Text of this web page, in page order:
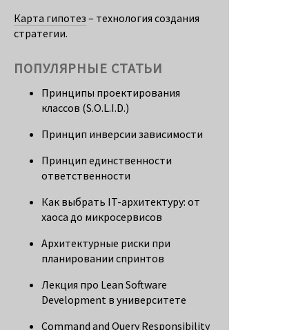
Карта гипотез – технология создания
стратегии.
ПОПУЛЯРНЫЕ СТАТЬИ
Принципы проектирования
классов (S.O.L.I.D.)
Принцип инверсии зависимости
Принцип единственности
ответственности
Как выбрать IT-архитектуру: от
хаоса до микросервисов
Архитектурные риски при
планировании спринтов
Лекция про Lean Software
Development в университете
Command and Query Responsibility